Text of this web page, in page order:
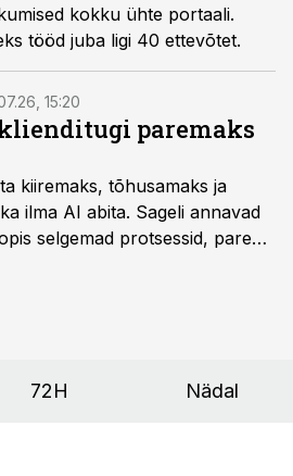
kokku ühte portaali.
tööd juba ligi 40 ettevõtet.
15:20
paremaks
kiiremaks, tõhusamaks ja
ilma AI abita. Sageli annavad
selgemad protsessid, parem
72H Nädal